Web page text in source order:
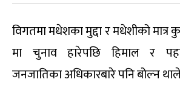
विगतमा मधेशका मुद्दा र मधेशीको मात्र
मा चुनाव हारेपछि हिमाल र
जनजातिका अधिकारबारे पनि बोल्न